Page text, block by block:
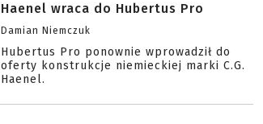
Haenel wraca do Hubertus Pro
Damian Niemczuk
Hubertus Pro ponownie wprowadził do
oferty konstrukcje niemieckiej marki C.G.
Haenel.